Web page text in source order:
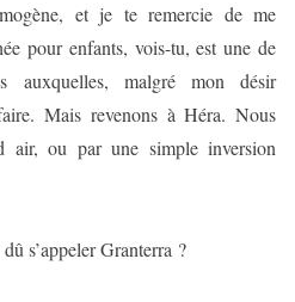
et je te remercie de me
pour enfants, vois-tu, est une de
auxquelles, malgré mon désir
Mais revenons à Héra. Nous
air, ou par une simple inversion
dû s’appeler Granterra ?